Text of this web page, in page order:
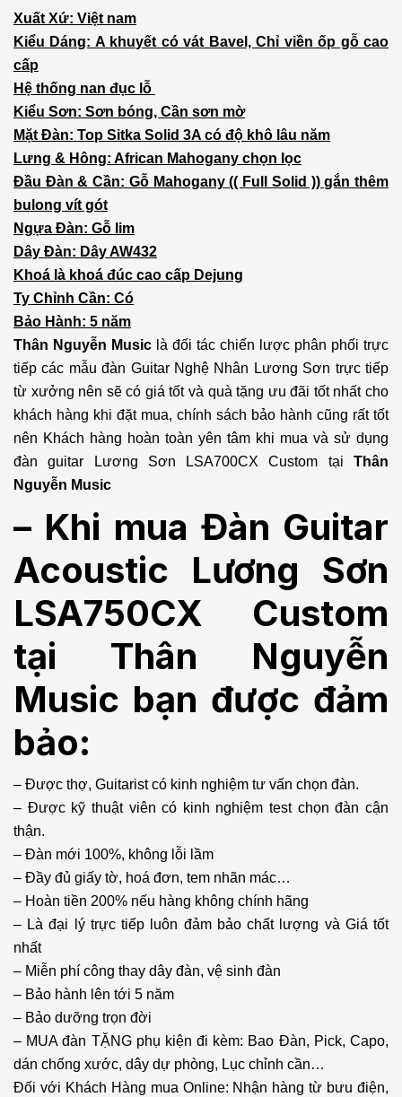
Xuất Xứ: Việt nam
Kiểu Dáng: A khuyết có vát Bavel, Chỉ viền ốp gỗ cao
cấp
Hệ thống nan đục lỗ
Kiểu Sơn: Sơn bóng, Cần sơn mờ
Mặt Đàn: Top Sitka Solid 3A có độ khô lâu năm
Lưng & Hông: African Mahogany chọn lọc
Đầu Đàn & Cần: Gỗ Mahogany (( Full Solid )) gắn thêm
bulong vít gót
Ngựa Đàn: Gỗ lim
Dây Đàn: Dây AW432
Khoá là khoá đúc cao cấp Dejung
Ty Chỉnh Cần: Có
Bảo Hành: 5 năm
Thân Nguyễn Music là đối tác chiến lược phân phối trực
tiếp các mẫu đàn Guitar Nghệ Nhân Lương Sơn trực tiếp
từ xưởng nên sẽ có giá tốt và quà tặng ưu đãi tốt nhất cho
khách hàng khi đặt mua, chính sách bảo hành cũng rất tốt
nên Khách hàng hoàn toàn yên tâm khi mua và sử dụng
đàn guitar Lương Sơn LSA700CX Custom tại Thân
Nguyễn Music
– Khi mua Đàn Guitar
Acoustic Lương Sơn
LSA750CX Custom
tại Thân Nguyễn
Music bạn được đảm
bảo:
– Được thợ, Guitarist có kinh nghiệm tư vấn chọn đàn.
– Được kỹ thuật viên có kinh nghiệm test chọn đàn cận
thận.
– Đàn mới 100%, không lỗi lầm
– Đầy đủ giấy tờ, hoá đơn, tem nhãn mác…
– Hoàn tiền 200% nếu hàng không chính hãng
– Là đại lý trực tiếp luôn đảm bảo chất lượng và Giá tốt
nhất
– Miễn phí công thay dây đàn, vệ sinh đàn
– Bảo hành lên tới 5 năm
– Bảo dưỡng trọn đời
– MUA đàn TẶNG phụ kiện đi kèm: Bao Đàn, Pick, Capo,
dán chống xước, dây dự phòng, Lục chỉnh cần…
Đối với Khách Hàng mua Online: Nhận hàng từ bưu điện,